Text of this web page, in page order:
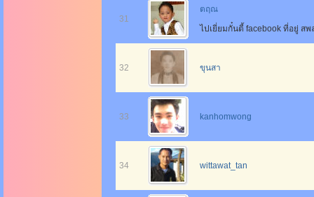
31
ตฤณ
ไปเยี่ยมกั๋นตี้ facebook ที่อยู่ ส
32 ขุนสา
33 kanhomwong
34 wittawat_tan